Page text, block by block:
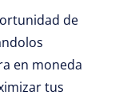
de
en moneda
tus